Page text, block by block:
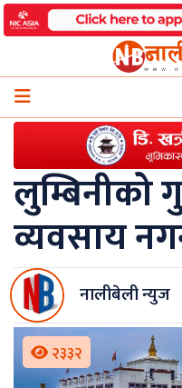
Skip
to
लुम्बिनीको
व्यवसाय
नालीबेली न्युज
२३३२